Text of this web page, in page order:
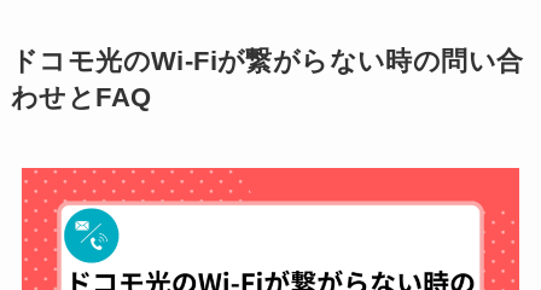
ドコモ光のWi-Fiが繋がらない時の問い合
わせとFAQ